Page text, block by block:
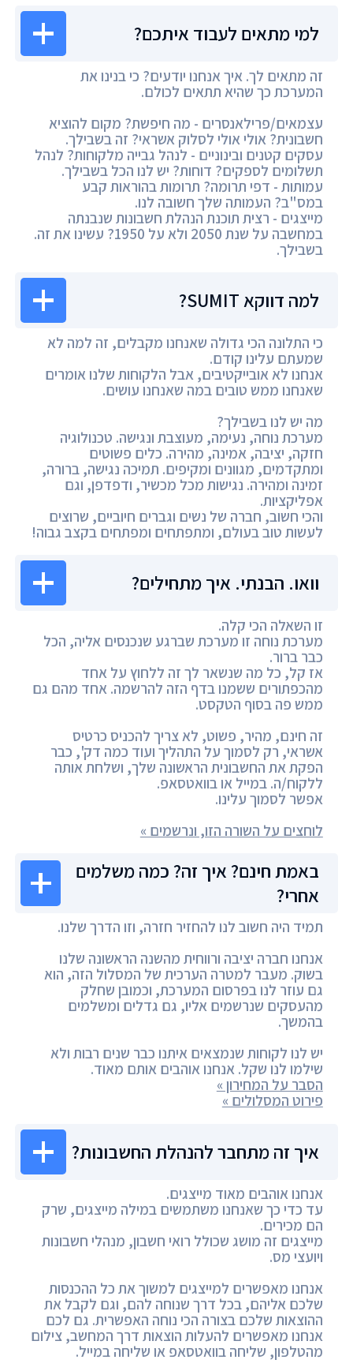
למי מתאים לעבוד איתכם?
זה מתאים לך. איך אנחנו יודעים? כי בנינו את
המערכת כך שהיא תתאים לכולם.
עצמאים/פרילאנסרים - מה חיפשת? מקום להוציא
חשבונית? אולי אולי לסלוק אשראי? זה בשבילך.
עסקים קטנים ובינוניים - לנהל גבייה מלקוחות? לנהל
תשלומים לספקים? דוחות? יש לנו הכל בשבילך.
עמותות - דפי תרומה? תרומות בהוראות קבע
במס"ב? העמותה שלך חשובה לנו.
מייצגים - רצית תוכנת הנהלת חשבונות שנבנתה
במחשבה על שנת 2050 ולא על 1950? עשינו את זה.
בשבילך.
למה דווקא SUMIT?
כי התלונה הכי גדולה שאנחנו מקבלים, זה למה לא
שמעתם עלינו קודם.
אנחנו לא אובייקטיבים, אבל הלקוחות שלנו אומרים
שאנחנו ממש טובים במה שאנחנו עושים.
מה יש לנו בשבילך?
מערכת נוחה, נעימה, מעוצבת ונגישה. טכנולוגיה
חזקה, יציבה, אמינה, מהירה. כלים פשוטים
ומתקדמים, מגוונים ומקיפים. תמיכה נגישה, ברורה,
זמינה ומהירה. נגישות מכל מכשיר, ודפדפן, וגם
אפליקציות.
והכי חשוב, חברה של נשים וגברים חיוביים, שרוצים
לעשות טוב בעולם, ומתפתחים ומפתחים בקצב גבוה!
וואו. הבנתי. איך מתחילים?
זו השאלה הכי קלה.
מערכת נוחה זו מערכת שברגע שנכנסים אליה, הכל
כבר ברור.
אז קל, כל מה שנשאר לך זה ללחוץ על אחד
מהכפתורים ששמנו בדף הזה להרשמה. אחד מהם גם
ממש פה בסוף הטקסט.
זה חינם, מהיר, פשוט, לא צריך להכניס כרטיס
אשראי, רק לסמוך על התהליך ועוד כמה דק', כבר
הפקת את החשבונית הראשונה שלך, ושלחת אותה
ללקוח/ה. במייל או בוואטסאפ.
אפשר לסמוך עלינו.
לוחצים על השורה הזו, ונרשמים »
באמת חינם? איך זה? כמה משלמים
אחרי?
תמיד היה חשוב לנו להחזיר חזרה, וזו הדרך שלנו.
אנחנו חברה יציבה ורווחית מהשנה הראשונה שלנו
בשוק. מעבר למטרה הערכית של המסלול הזה, הוא
גם עוזר לנו בפרסום המערכת, וכמובן שחלק
מהעסקים שנרשמים אליו, גם גדלים ומשלמים
בהמשך.
יש לנו לקוחות שנמצאים איתנו כבר שנים רבות ולא
שילמו לנו שקל. אנחנו אוהבים אותם מאוד.
הסבר על המחירון »
פירוט המסלולים »
איך זה מתחבר להנהלת החשבונות?
אנחנו אוהבים מאוד מייצגים.
עד כדי כך שאנחנו משתמשים במילה מייצגים, שרק
הם מכירים.
מייצגים זה מושג שכולל רואי חשבון, מנהלי חשבונות
ויועצי מס.
אנחנו מאפשרים למייצגים למשוך את כל ההכנסות
שלכם אליהם, בכל דרך שנוחה להם, וגם לקבל את
ההוצאות שלכם בצורה הכי נוחה האפשרית. גם לכם
אנחנו מאפשרים להעלות הוצאות דרך המחשב, צילום
מהטלפון, שליחה בוואטסאפ או שליחה במייל.